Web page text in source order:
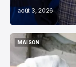
août 3, 2026
MAISON
MAISON